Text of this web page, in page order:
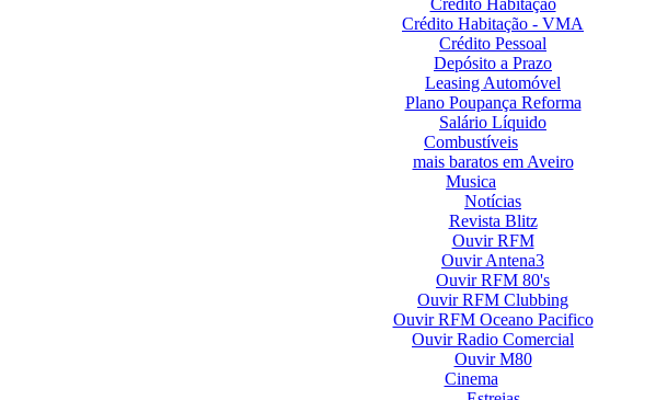
Crédito Habitação
Crédito Habitação - VMA
Crédito Pessoal
Depósito a Prazo
Leasing Automóvel
Plano Poupança Reforma
Salário Líquido
Combustíveis
mais baratos em Aveiro
Musica
Notícias
Revista Blitz
Ouvir RFM
Ouvir Antena3
Ouvir RFM 80's
Ouvir RFM Clubbing
Ouvir RFM Oceano Pacifico
Ouvir Radio Comercial
Ouvir M80
Cinema